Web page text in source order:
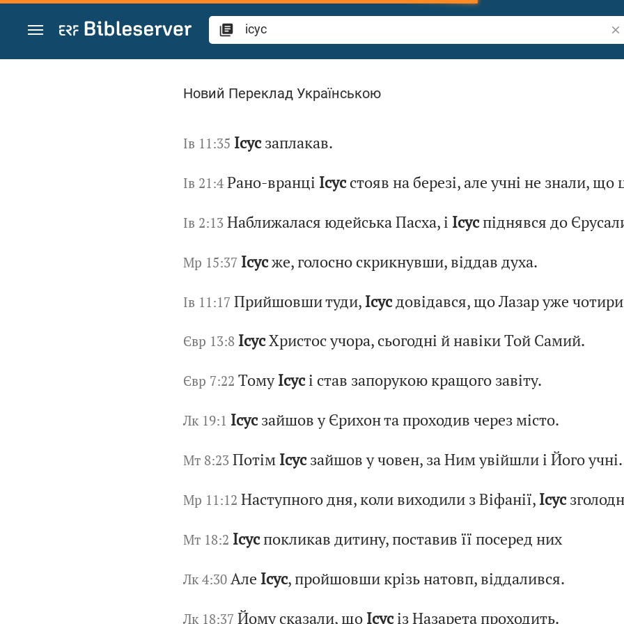
Перейти до вмісту
Шукайте «ісус» у Біблії
Новий Переклад Українською
Ів 11:35 Ісусзаплакав.
Ів 21:4 Рано-вранці Ісусстояв на березі, але учні не знали, що
Ів 2:13 Наближалася юдейська Пасха, і Ісуспіднявся до
Мр 15:37 Ісусже, голосно скрикнувши, віддав духа.
Ів 11:17 Прийшовши туди, Ісусдовідався, що Лазар уже чотири
Євр 13:8 ІсусХристос учора, сьогодні й навіки Той Самий.
Євр 7:22 ТомуІсусі став запорукою кращого завіту.
Лк 19:1 Ісусзайшов у Єрихон та проходив через місто.
Мт 8:23 Потім Ісусзайшов у човен, за Ним увійшли і Його учні.
Мр 11:12 Наступного дня, коли виходили з Віфанії, Ісус
Мт 18:2 Ісуспокликав дитину, поставив її посеред них
Лк 4:30 Але Ісус, пройшовши крізь натовп, віддалився.
Лк 18:37 Йому сказали, що Ісусіз Назарета проходить.